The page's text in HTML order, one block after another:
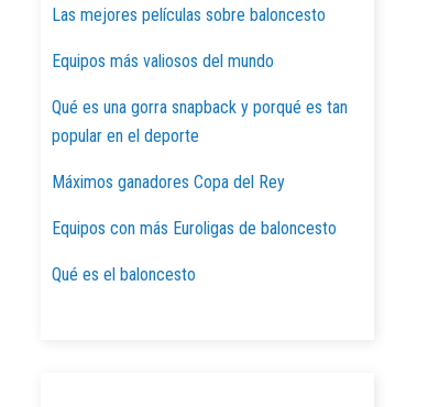
Las mejores películas sobre baloncesto
Equipos más valiosos del mundo
Qué es una gorra snapback y porqué es tan
popular en el deporte
Máximos ganadores Copa del Rey
Equipos con más Euroligas de baloncesto
Qué es el baloncesto